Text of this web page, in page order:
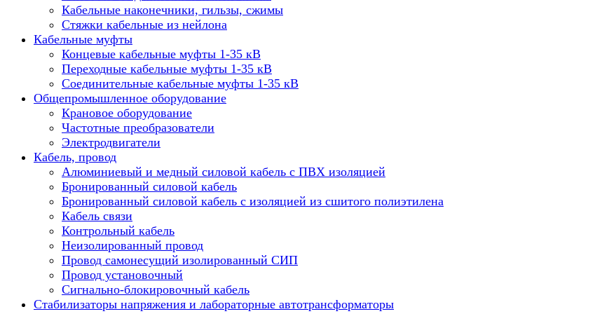
Кабельные наконечники, гильзы, сжимы
Стяжки кабельные из нейлона
Кабельные муфты
Концевые кабельные муфты 1-35 кВ
Переходные кабельные муфты 1-35 кВ
Соединительные кабельные муфты 1-35 кВ
Общепромышленное оборудование
Крановое оборудование
Частотные преобразователи
Электродвигатели
Кабель, провод
Алюминиевый и медный силовой кабель с ПВХ изоляцией
Бронированный силовой кабель
Бронированный силовой кабель с изоляцией из сшитого полиэтилена
Кабель связи
Контрольный кабель
Неизолированный провод
Провод самонесущий изолированный СИП
Провод установочный
Сигнально-блокировочный кабель
Стабилизаторы напряжения и лабораторные автотрансформаторы